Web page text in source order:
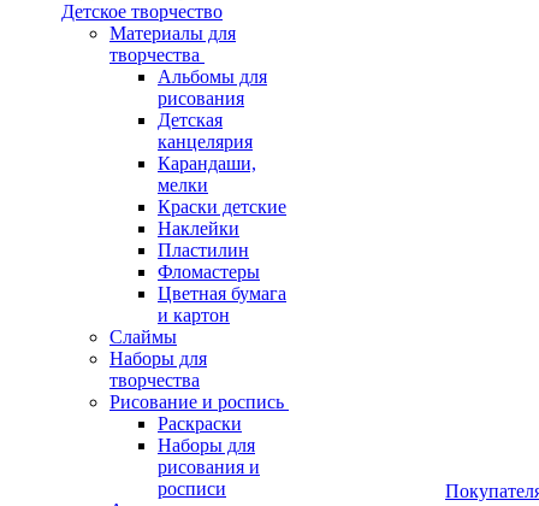
Детское творчество
Материалы для
творчества
Альбомы для
рисования
Детская
канцелярия
Карандаши,
мелки
Краски детские
Наклейки
Пластилин
Фломастеры
Цветная бумага
и картон
Слаймы
Наборы для
творчества
Рисование и роспись
Раскраски
Наборы для
рисования и
росписи